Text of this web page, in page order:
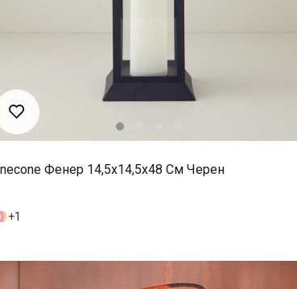
Фенер 14,5x14,5x48 См Черен
1